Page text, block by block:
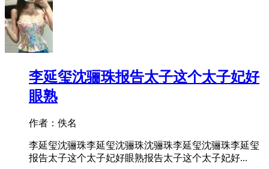
李延玺沈骊珠报告太子这个太子妃好
眼熟
作者：佚名
李延玺沈骊珠李延玺沈骊珠沈骊珠李延玺沈骊珠李延玺
报告太子这个太子妃好眼熟报告太子这个太子妃好...